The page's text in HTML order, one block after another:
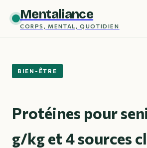
Mentaliance
CORPS, MENTAL, QUOTIDIEN
BIEN-ÊTRE
Protéines pour
g/kg et 4 sources